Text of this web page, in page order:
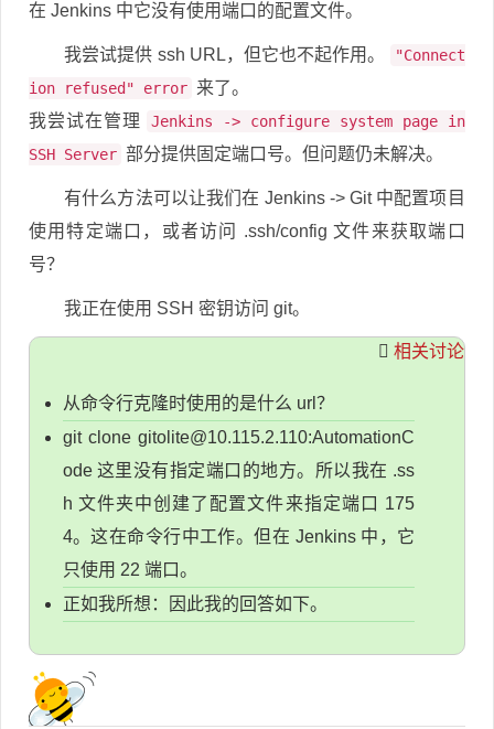
在 Jenkins 中它没有使用端口的配置文件。
我尝试提供 ssh URL，但它也不起作用。
"Connect
ion refused" error 来了。
我尝试在管理
Jenkins -> configure system page in
SSH Server 部分提供固定端口号。但问题仍未解决。
有什么方法可以让我们在 Jenkins -> Git 中配置项目
使用特定端口，或者访问 .ssh/config 文件来获取端口
号？
我正在使用 SSH 密钥访问 git。
相关讨论
从命令行克隆时使用的是什么 url？
git clonegitolite@10.115.2.110:AutomationC
ode 这里没有指定端口的地方。所以我在 .ss
h 文件夹中创建了配置文件来指定端口 175
4。这在命令行中工作。但在 Jenkins 中，它
只使用 22 端口。
正如我所想：因此我的回答如下。